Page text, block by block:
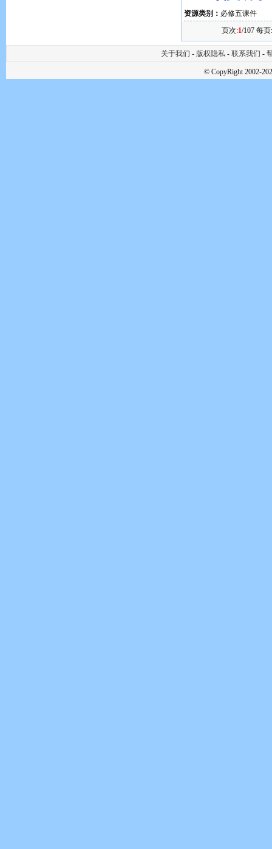
资源类别： 必修五课件
页次:1/107 每页:
关于我们 - 版权隐私 - 联系我们 -
© CopyRight 2002-